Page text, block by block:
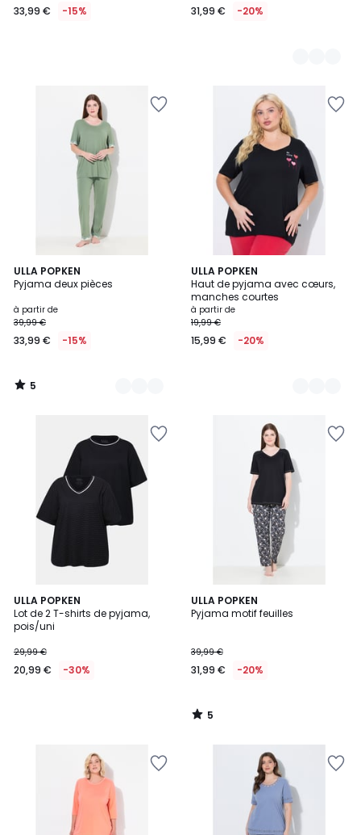
33,99 € -15% 31,99 € -20%
ULLA POPKEN
Pyjama deux pièces
à partir de
39,99 €
33,99 € -15%
5
/
3
Couleurs
5
/
ULLA POPKEN
Haut de pyjama avec cœurs,
manches courtes
à partir de
19,99 €
15,99 € -20%
3
Couleurs
ULLA POPKEN
Lot de 2 T-shirts de pyjama,
pois/uni
29,99 €
20,99 € -30%
ULLA POPKEN
Pyjama motif feuilles
39,99 €
31,99 € -20%
5
/
5
/